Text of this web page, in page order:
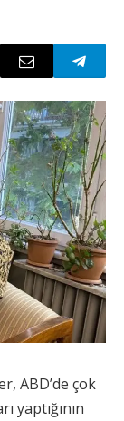
ABD’de çok
yaptığının